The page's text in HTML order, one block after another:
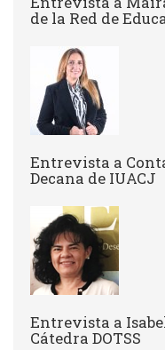
de la Red de
Entrevista a
Decana de IUACJ
Entrevista a
Cátedra DOTSS